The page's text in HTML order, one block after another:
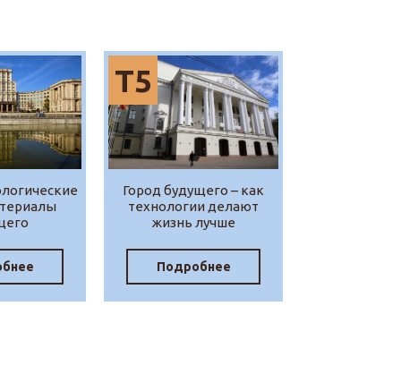
Город будущего – как
технологии делают
жизнь лучше
Подробнее
Т5